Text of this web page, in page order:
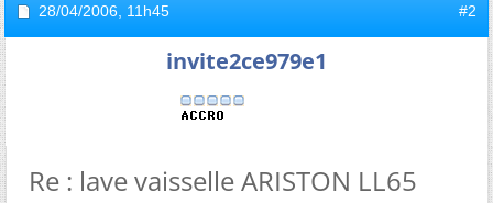
28/04/2006, 11h45 #2
invite2ce979e1
Re : lave vaisselle ARISTON LL65